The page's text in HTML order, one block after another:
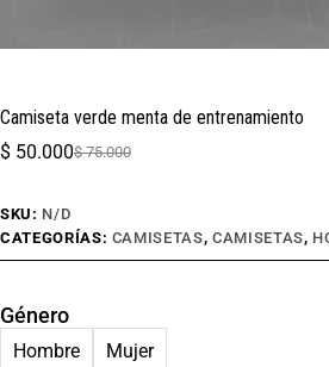
Camiseta verde menta de entrenamiento
$75.000
$ 50.000
SKU: N/D
CATEGORÍAS: CAMISETAS, CAMISETAS,
Género
Hombre Mujer